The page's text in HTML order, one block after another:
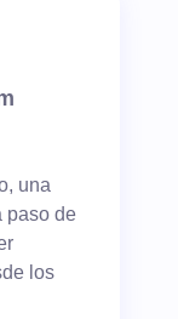
una
paso de
los